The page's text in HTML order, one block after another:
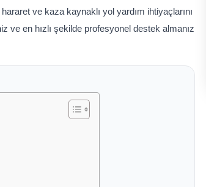
ve kaza kaynaklı yol yardım ihtiyaçlarını
ve en hızlı şekilde profesyonel destek almanız